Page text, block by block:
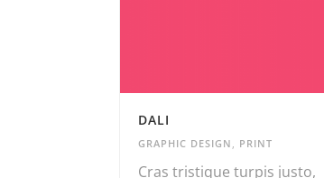
DALI
GRAPHIC DESIGN PRINT
Cras tristique turpis justo,